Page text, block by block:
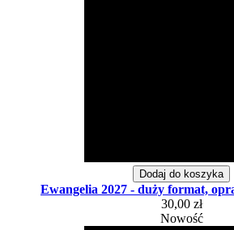
Dodaj do koszyka
Ewangelia 2027 - duży format,
30,00 zł
Nowość